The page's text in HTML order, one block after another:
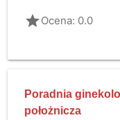
gradeOcena: 0.0
Poradnia
położnicza